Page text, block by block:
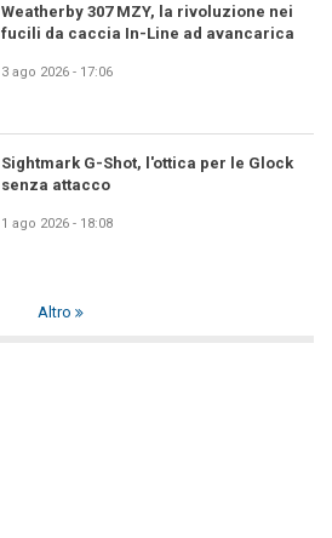
Weatherby 307 MZY, la rivoluzione nei
fucili da caccia In-Line ad avancarica
3 ago 2026 - 17:06
Sightmark G-Shot, l'ottica per le Glock
senza attacco
1 ago 2026 - 18:08
Altro